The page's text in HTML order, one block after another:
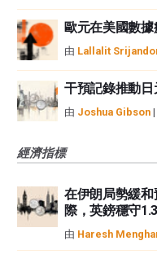
歐元在美國數
由 Lallalit
干預記錄推動
由 Joshua Gibson |
經濟指標
在伊朗局勢緩
際，英鎊穩守
由 Haresh